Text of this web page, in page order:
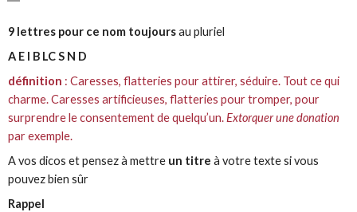
9 lettres pour ce nom toujoursau pluriel
A E I B LC S N D
définition : Caresses, flatteries pour attirer, séduire. Tout ce qui
charme. Caresses artificieuses, flatteries pour tromper, pour
surprendre le consentement de quelqu’un.Extorquer une donation
par exemple.
A vos dicos et pensez à mettre un titreà votre texte si vous
pouvez bien sûr
Rappel